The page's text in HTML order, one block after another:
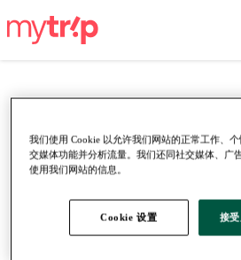
我们使用 Cookie 以允许我们网站的正常工作、
交媒体功能并分析流量。我们还同社交媒体、广
使用我们网站的信息。
Cookie 设置 接